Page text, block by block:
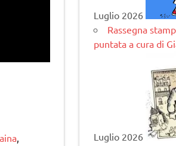
,
Luglio 2026
Rassegna
puntata a cura di
Luglio 2026